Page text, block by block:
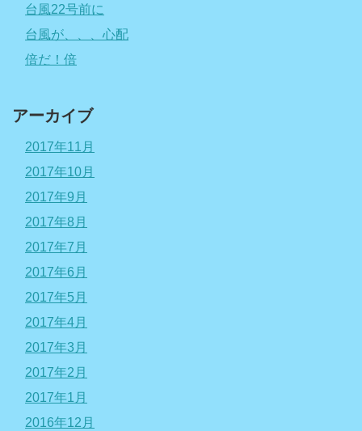
台風22号前に
台風が、、、心配
倍だ！倍
アーカイブ
2017年11月
2017年10月
2017年9月
2017年8月
2017年7月
2017年6月
2017年5月
2017年4月
2017年3月
2017年2月
2017年1月
2016年12月